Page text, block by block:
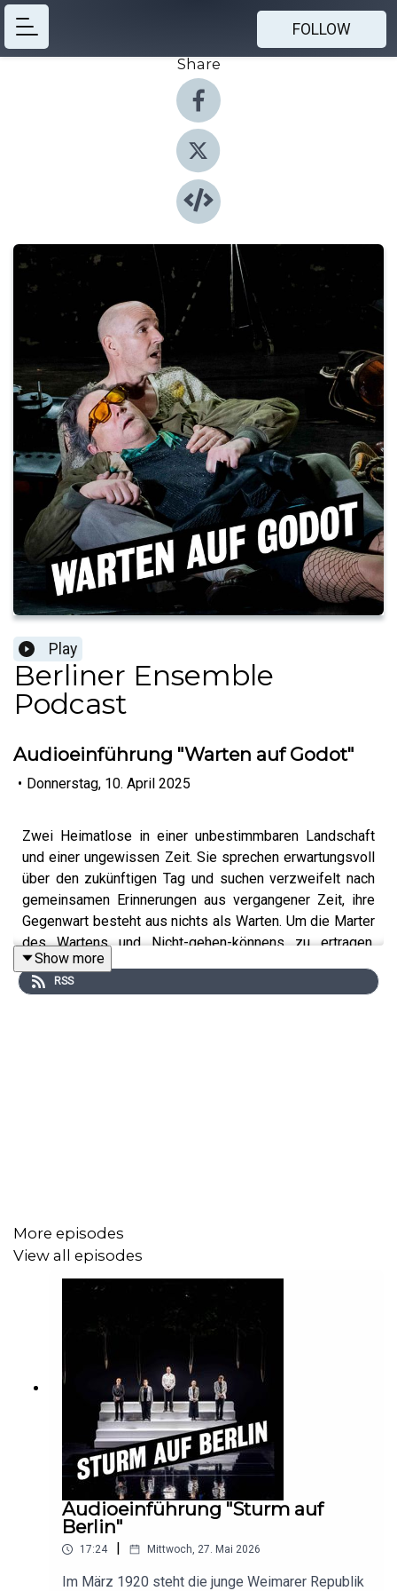
FOLLOW
Share
Play
Berliner Ensemble
Podcast
Audioeinführung "Warten auf Godot"
• Donnerstag, 10. April 2025
Zwei Heimatlose in einer unbestimmbaren Landschaft
und einer ungewissen Zeit. Sie sprechen erwartungsvoll
über den zukünftigen Tag und suchen verzweifelt nach
gemeinsamen Erinnerungen aus vergangener Zeit, ihre
Gegenwart besteht aus nichts als Warten. Um die Marter
des Wartens und Nicht-gehen-könnens zu ertragen,
widmen sie sich dem Spiel. Wenn Beckett gewusst
hätte, worauf dieses Paar wartet, hätte er das Stück nicht
Mehr Informationen und Karten für "Warten auf Godot"
erhalten Sie hier:
ensemble.de/inszenierung/warten-auf-godot
Show more
RSS
More episodes
View all episodes
Audioeinführung "Sturm auf
Berlin"
17:24 | Mittwoch, 27. Mai 2026
Im März 1920 steht die junge Weimarer Republik